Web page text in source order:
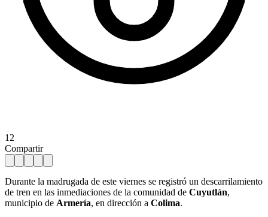
12
Compartir
Durante la madrugada de este viernes se registró un descarrilamiento
de tren en las inmediaciones de la comunidad de Cuyutlán,
municipio de Armería, en dirección a Colima.